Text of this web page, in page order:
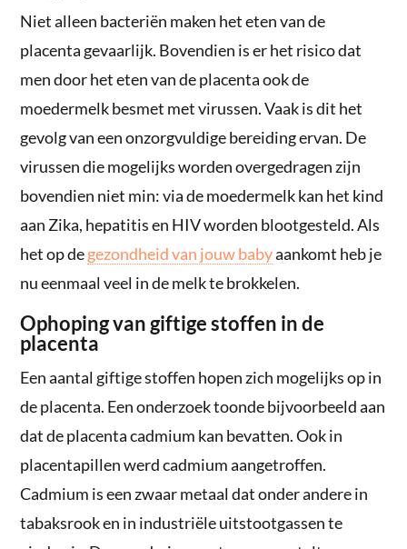
Niet alleen bacteriën maken het eten van de
placenta gevaarlijk. Bovendien is er het risico dat
men door het eten van de placenta ook de
moedermelk besmet met virussen. Vaak is dit het
gevolg van een onzorgvuldige bereiding ervan. De
virussen die mogelijks worden overgedragen zijn
bovendien niet min: via de moedermelk kan het kind
aan Zika, hepatitis en HIV worden blootgesteld. Als
het op degezondheid van jouw babyaankomt heb je
nu eenmaal veel in de melk te brokkelen.
Ophoping van giftige stoffen in de
placenta
Een aantal giftige stoffen hopen zich mogelijks op in
de placenta. Een onderzoek toonde bijvoorbeeld aan
dat de placenta cadmium kan bevatten. Ook in
placentapillen werd cadmium aangetroffen.
Cadmium is een zwaar metaal dat onder andere in
tabaksrook en in industriële uitstootgassen te